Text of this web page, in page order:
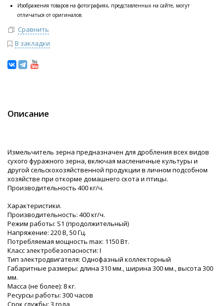
Изображения товаров на фотографиях, представленных на сайте, могут
отличаться от оригиналов.
Сравнить
В закладки
Описание
Измельчитель зерна предназначен для дробления всех видов
сухого фуражного зерна, включая масленичные культуры и
другой сельскохозяйственной продукции в личном подсобном
хозяйстве при откорме домашнего скота и птицы.
Производительность 400 кг/ч.
Характеристики.
Производительность: 400 кг/ч.
Режим работы: S1 (продолжительный)
Напряжение: 220 В, 50 Гц.
Потребляемая мощность max: 1150 Вт.
Класс электробезопасности: I
Тип электродвигателя: Однофазный коллекторный
Габаритные размеры: длина 310 мм., ширина 300 мм., высота 300
мм.
Масса (не более): 8 кг.
Ресурсы работы: 300 часов
Срок службы: 3 года